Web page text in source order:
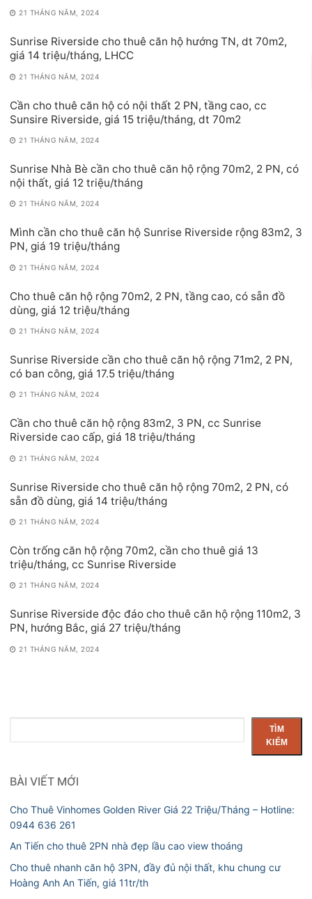
21 THÁNG NĂM, 2024
Sunrise Riverside cho thuê căn hộ hướng TN, dt 70m2,
giá 14 triệu/tháng, LHCC
21 THÁNG NĂM, 2024
Cần cho thuê căn hộ có nội thất 2 PN, tầng cao, cc
Sunsire Riverside, giá 15 triệu/tháng, dt 70m2
21 THÁNG NĂM, 2024
Sunrise Nhà Bè cần cho thuê căn hộ rộng 70m2, 2 PN, có
nội thất, giá 12 triệu/tháng
21 THÁNG NĂM, 2024
Mình cần cho thuê căn hộ Sunrise Riverside rộng 83m2, 3
PN, giá 19 triệu/tháng
21 THÁNG NĂM, 2024
Cho thuê căn hộ rộng 70m2, 2 PN, tầng cao, có sẵn đồ
dùng, giá 12 triệu/tháng
21 THÁNG NĂM, 2024
Sunrise Riverside cần cho thuê căn hộ rộng 71m2, 2 PN,
có ban công, giá 17.5 triệu/tháng
21 THÁNG NĂM, 2024
Cần cho thuê căn hộ rộng 83m2, 3 PN, cc Sunrise
Riverside cao cấp, giá 18 triệu/tháng
21 THÁNG NĂM, 2024
Sunrise Riverside cho thuê căn hộ rộng 70m2, 2 PN, có
sẵn đồ dùng, giá 14 triệu/tháng
21 THÁNG NĂM, 2024
Còn trống căn hộ rộng 70m2, cần cho thuê giá 13
triệu/tháng, cc Sunrise Riverside
21 THÁNG NĂM, 2024
Sunrise Riverside độc đáo cho thuê căn hộ rộng 110m2, 3
PN, hướng Bắc, giá 27 triệu/tháng
21 THÁNG NĂM, 2024
kiếm
TÌM
KIẾM
BÀI VIẾT MỚI
Cho Thuê Vinhomes Golden River Giá 22 Triệu/Tháng – Hotline:
0944 636 261
An Tiến cho thuê 2PN nhà đẹp lầu cao view thoáng
Cho thuê nhanh căn hộ 3PN, đầy đủ nội thất, khu chung cư
Hoàng Anh An Tiến, giá 11tr/th